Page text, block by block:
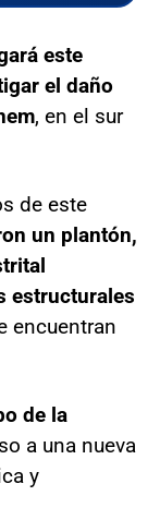
este
el daño
, en el sur
de este
un plantón,
estructurales
encuentran
de la
a una nueva
y